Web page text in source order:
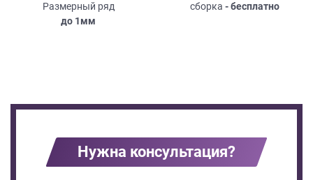
Размерный ряд
до 1мм
сборка - бесплатно
Нужна консультация?